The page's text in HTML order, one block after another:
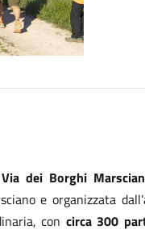
dei Borghi
e organizzata
con circa 300